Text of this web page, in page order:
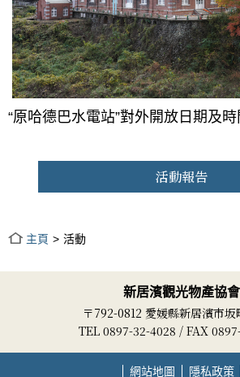
“原哈德巴水電站”對外開放日期及
活動報告
主頁 活動
新居濱觀光物產協會
〒792-0812 愛媛縣新居濱市
TEL 0897-32-4028 / FAX
網站地圖 隱私政策